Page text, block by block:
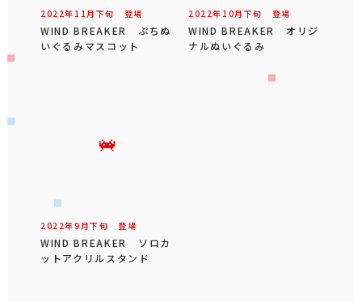
2022年 11 月 下旬 登場
WIND BREAKER ぷちぬ
いぐるみマスコット
2022年 10月 下旬 登場
WIND BREAKER オリジ
ナルぬいぐるみ
2022年9 月下旬 登場
WIND BREAKER ソロカ
ットアクリルスタンド